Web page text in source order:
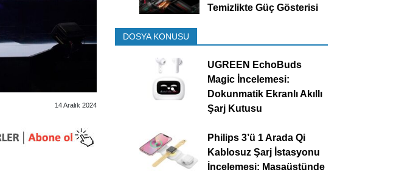
14 Aralık 2024
Temizlikte Güç Gösterisi
DOSYA KONUSU
UGREEN EchoBuds
Magic İncelemesi:
Dokunmatik Ekranlı Akıllı
Şarj Kutusu
Philips 3’ü 1 Arada Qi
Kablosuz Şarj İstasyonu
İncelemesi: Masaüstünde